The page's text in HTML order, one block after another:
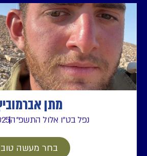
מתן
נפל בט"ו אלול התשפ"ה
בחר מעשה טוב